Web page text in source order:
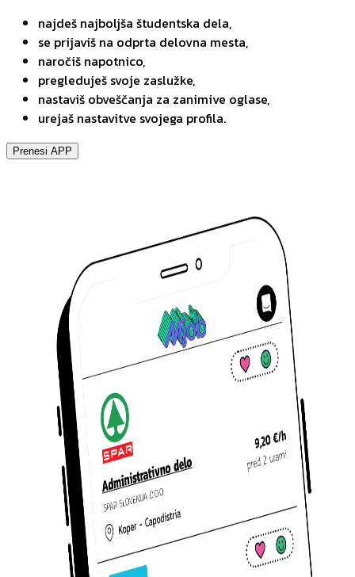
najdeš najboljša študentska dela,
se prijaviš na odprta delovna mesta,
naročiš napotnico,
pregleduješ svoje zaslužke,
nastaviš obveščanja za zanimive oglase,
urejaš nastavitve svojega profila.
Prenesi APP